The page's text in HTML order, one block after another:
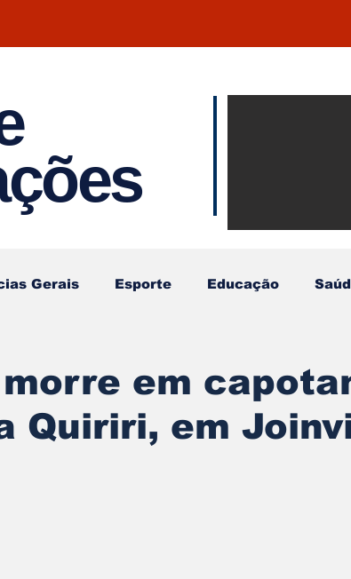
Gerais Esporte Educação
em
Quiriri, em